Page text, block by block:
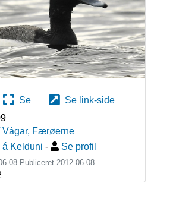
Se
Se link-side
Vágar, Færøerne
á Kelduni - Se profil
08 Publiceret 2012-06-08